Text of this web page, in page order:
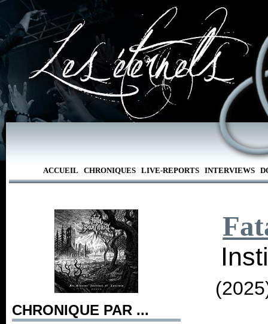
ACCUEIL CHRONIQUES LIVE-REPORTS INTERVIEWS
CHRONIQUE PAR ...